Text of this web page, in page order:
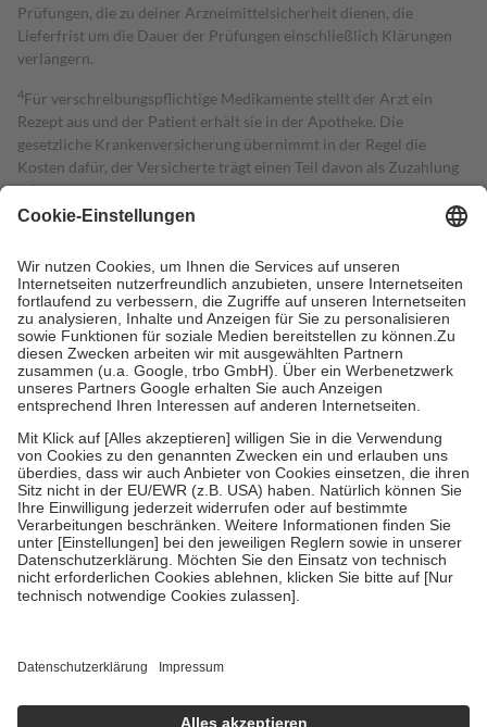
Prüfungen, die zu deiner Arzneimittelsicherheit dienen, die
Lieferfrist um die Dauer der Prüfungen einschließlich Klärungen
verlängern.
4Für verschreibungspflichtige Medikamente stellt der Arzt ein
Rezept aus und der Patient erhält sie in der Apotheke. Die
gesetzliche Krankenversicherung übernimmt in der Regel die
Kosten dafür, der Versicherte trägt einen Teil davon als Zuzahlung
mit.
Grundsätzlich leisten Mitglieder Zuzahlungen in Höhe von zehn
höchstens zehn Euro.
Es sind jedoch nie mehr als die tatsächlichen
Kosten der Leistung zu entrichten.
Diese Regeln gelten grundsätzlich auch für Online-Apotheken.
Bei Heilmitteln und häuslicher Krankenpflege beträgt die
Zuzahlung zehn Prozent der Kosten sowie zehn Euro je
Verordnung.
Um das Engagement der Versicherten für ihre eigene Gesundheit zu
stärken und die besondere Stellung der Familie zu unterstützen,
fallenkeine Zuzahlungenan bei:
• Kindern und Jugendlichen bis zum vollendeten 18. Lebensjahr
mit Ausnahme der Fahrkosten
• Untersuchungen zur Vorsorge und Früherkennung, die von der
GKV getragen werden
• empfohlenen Schutzimpfungen
• Harn- und Blutteststreifen
getroffen, um sicherzustellen, dass es sich um echte Bewertungen
https://help.etrusted.com/hc/de/articles/4419944605341